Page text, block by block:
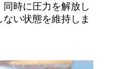
時に圧力を解放し
い状態を維持しま